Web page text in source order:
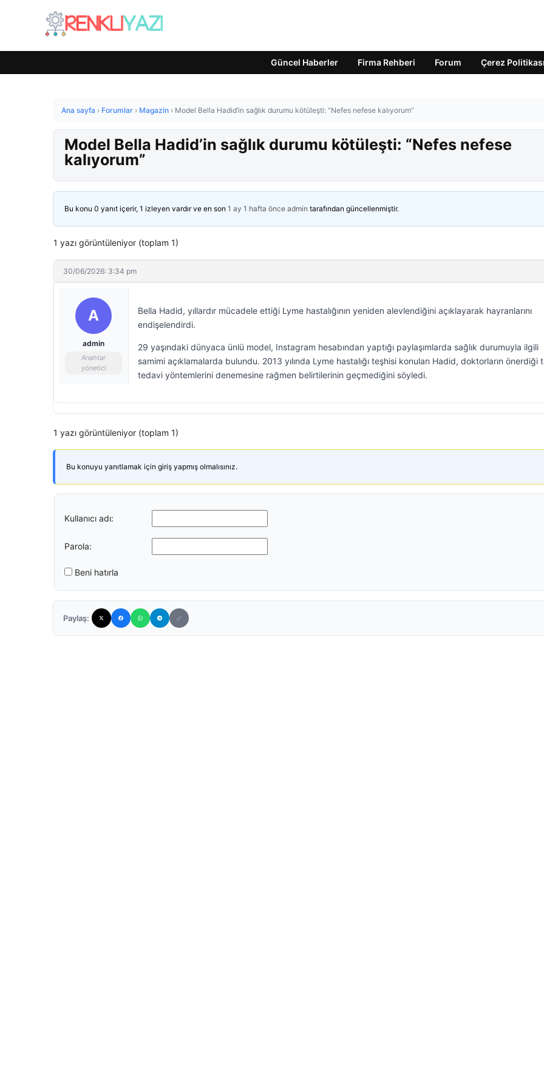
Güncel Haberler Firma Rehberi Forum Çerez Politikası
Ana sayfa › Forumlar › Magazin › Model Bella Hadid’in sağlık durumu kötüleşti: “Nefes nefese kalıyorum”
Model Bella Hadid’in sağlık durumu kötüleşti: “Nefes nefese
kalıyorum”
Bu konu 0 yanıt içerir, 1 izleyen vardır ve en son 1 ay 1 hafta önce admin tarafından güncellenmiştir.
1 yazı görüntüleniyor (toplam 1)
30/06/2026: 3:34 pm
A
admin
Anahtar
yönetici
Bella Hadid, yıllardır mücadele ettiği Lyme hastalığının yeniden alevlendiğini açıklayarak hayranlarını
endişelendirdi.
29 yaşındaki dünyaca ünlü model, Instagram hesabından yaptığı paylaşımlarda sağlık durumuyla ilgili
samimi açıklamalarda bulundu. 2013 yılında Lyme hastalığı teşhisi konulan Hadid, doktorların önerdiği
tedavi yöntemlerini denemesine rağmen belirtilerinin geçmediğini söyledi.
1 yazı görüntüleniyor (toplam 1)
Bu konuyu yanıtlamak için giriş yapmış olmalısınız.
Kullanıcı adı:
Parola:
Beni hatırla
Paylaş: